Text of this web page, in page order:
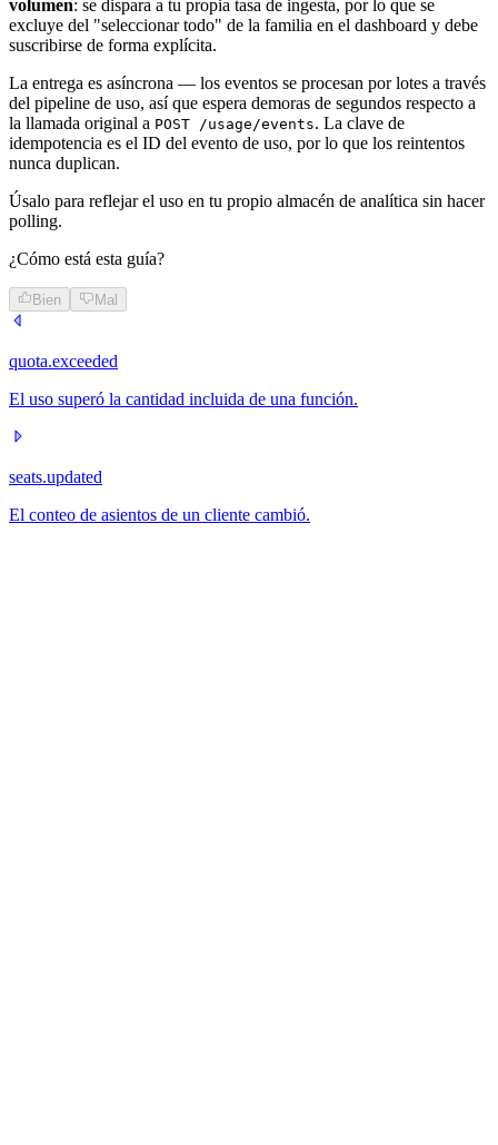
volumen: se dispara a tu propia tasa de ingesta, por lo que se
excluye del "seleccionar todo" de la familia en el dashboard y debe
suscribirse de forma explícita.
La entrega es asíncrona — los eventos se procesan por lotes a través
del pipeline de uso, así que espera demoras de segundos respecto a
la llamada original a POST /usage/events. La clave de
idempotencia es el ID del evento de uso, por lo que los reintentos
nunca duplican.
Úsalo para reflejar el uso en tu propio almacén de analítica sin hacer
polling.
¿Cómo está esta guía?
Bien Mal
quota.exceeded
El uso superó la cantidad incluida de una función.
seats.updated
El conteo de asientos de un cliente cambió.